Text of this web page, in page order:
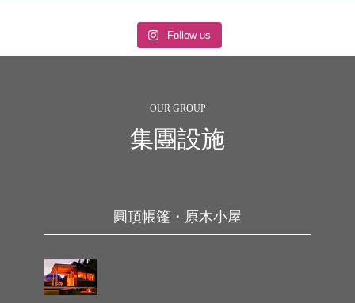
Follow us
OUR GROUP
集團設施
圓頂帳篷・原木小屋